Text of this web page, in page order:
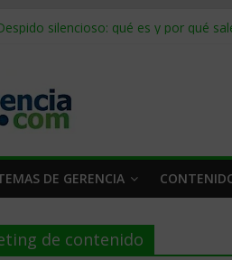
para empresas: cómo pagar
Trabajo forzoso en la cadena de
hispano de EE. UU.: cómo
DE GERENCIA
de contenido